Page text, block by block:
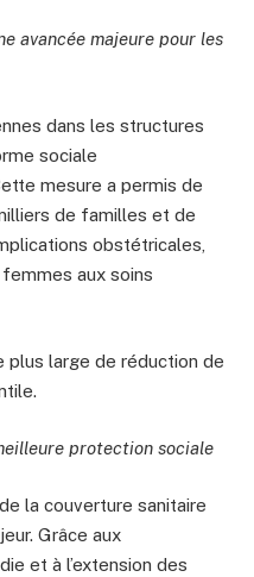
avancée majeure pour les
dans les structures
sociale
mesure a permis de
de familles et de
obstétricales,
aux soins
plus large de réduction de
protection sociale
la couverture sanitaire
Grâce aux
et à l’extension des